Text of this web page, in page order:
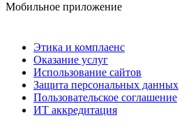
Мобильное приложение
Этика и комплаенс
Оказание услуг
Использование сайтов
Защита персональных данных
Пользовательское соглашение
ИТ аккредитация